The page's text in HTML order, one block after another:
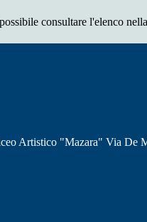
consultare l'elenco
Artistico "Mazara" Via De